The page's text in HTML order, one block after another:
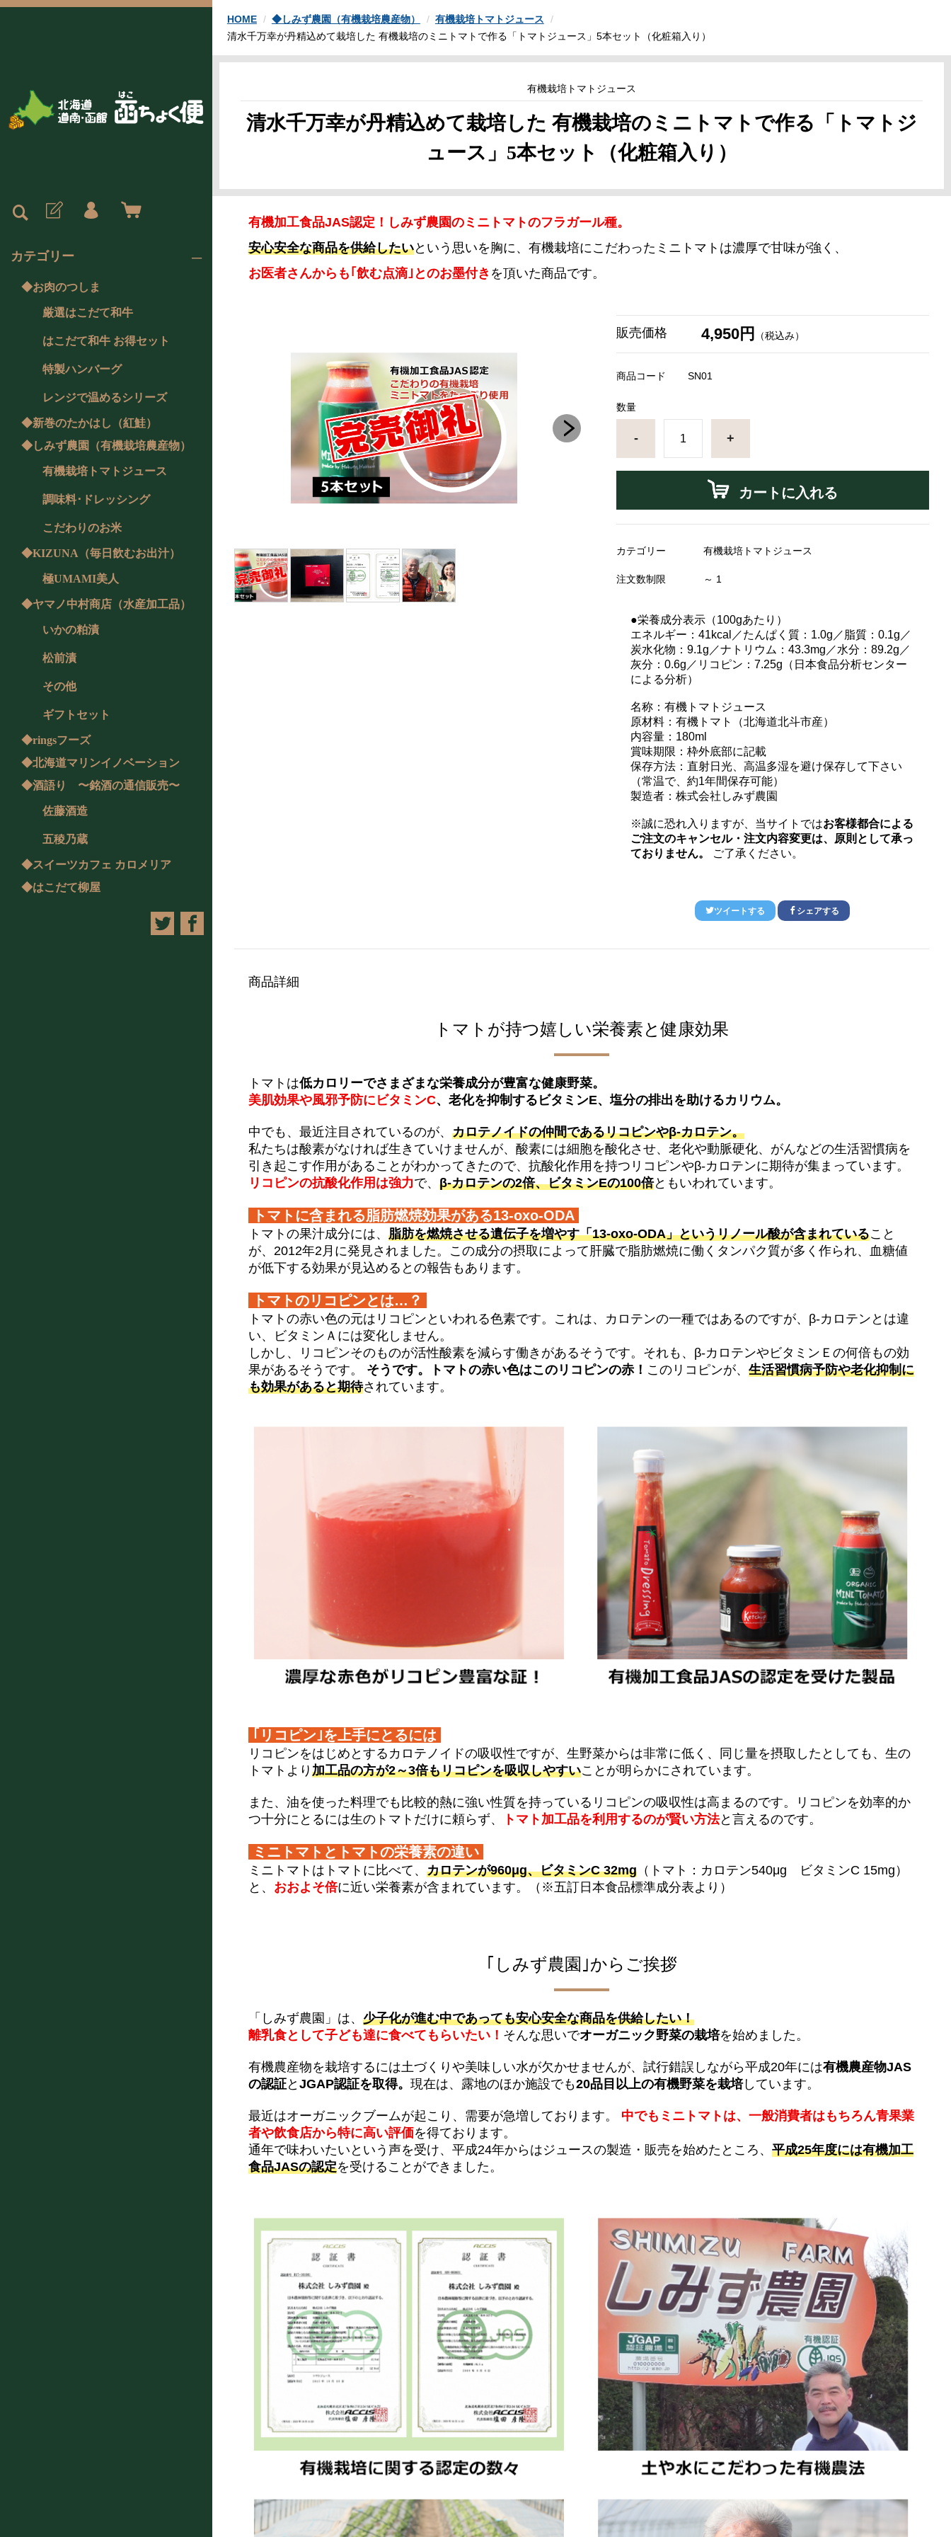
カテゴリー
◆お肉のつしま
厳選はこだて和牛
はこだて和牛 お得セット
特製ハンバーグ
レンジで温めるシリーズ
◆新巻のたかはし（紅鮭）
◆しみず農園（有機栽培農産物）
有機栽培トマトジュース
調味料･ドレッシング
こだわりのお米
◆KIZUNA（毎日飲むお出汁）
極UMAMI美人
◆ヤマノ中村商店（水産加工品）
いかの粕漬
松前漬
その他
ギフトセット
◆ringsフーズ
◆北海道マリンイノベーション
◆酒語り 〜銘酒の通信販売〜
佐藤酒造
五稜乃蔵
◆スイーツカフェ カロメリア
◆はこだて柳屋
HOME ◆しみず農園（有機栽培農産物）
有機栽培トマトジュース
清水千万幸が丹精込めて栽培した 有機栽培のミニトマトで作る「トマトジュース」5本セット（化粧箱入り）
有機栽培トマトジュース
清水千万幸が丹精込めて栽培した 有機栽培のミニトマトで作る「トマトジ
ュース」5本セット（化粧箱入り）
有機加工食品JAS認定！しみず農園のミニトマトのフラガール種。
安心安全な商品を供給したいという思いを胸に、有機栽培にこだわったミニトマトは濃厚で甘味が強く、
お医者さんからも｢飲む点滴｣とのお墨付き を頂いた商品です。
販売価格 4,950円 （税込み）
商品コード SN01
数量
- +
カートに入れる
カテゴリー 有機栽培トマトジュース
注文数制限 ～ 1
●栄養成分表示（100gあたり）
エネルギー：41kcal／たんぱく質：1.0g／脂質：0.1g／
炭水化物：9.1g／ナトリウム：43.3mg／水分：89.2g／
灰分：0.6g／リコピン：7.25g（日本食品分析センター
による分析）
名称：有機トマトジュース
原材料：有機トマト（北海道北斗市産）
内容量：180ml
賞味期限：枠外底部に記載
保存方法：直射日光、高温多湿を避け保存して下さい
（常温で、約1年間保存可能）
製造者：株式会社しみず農園
※誠に恐れ入りますが、当サイトではお客様都合による
ご注文のキャンセル・注文内容変更は、原則として承っ
ておりません。 ご了承ください。
ツイートする シェアする
商品詳細
トマトが持つ嬉しい栄養素と健康効果
トマトは低カロリーでさまざまな栄養成分が豊富な健康野菜。
美肌効果や風邪予防にビタミンC、老化を抑制するビタミンE、塩分の排出を助けるカリウム。
中でも、最近注目されているのが、カロテノイドの仲間であるリコピンやβ-カロテン。
私たちは酸素がなければ生きていけませんが、酸素には細胞を酸化させ、老化や動脈硬化、がんなどの生活習慣病を
引き起こす作用があることがわかってきたので、抗酸化作用を持つリコピンやβ-カロテンに期待が集まっています。
リコピンの抗酸化作用は強力で、β-カロテンの2倍、ビタミンEの100倍ともいわれています。
トマトに含まれる脂肪燃焼効果がある13-oxo-ODA
トマトの果汁成分には、脂肪を燃焼させる遺伝子を増やす「13-oxo-ODA」というリノール酸が含まれていること
が、2012年2月に発見されました。この成分の摂取によって肝臓で脂肪燃焼に働くタンパク質が多く作られ、血糖値
が低下する効果が見込めるとの報告もあります。
トマトのリコピンとは…？
トマトの赤い色の元はリコピンといわれる色素です。これは、カロテンの一種ではあるのですが、β-カロテンとは違
い、ビタミンＡには変化しません。
しかし、リコピンそのものが活性酸素を減らす働きがあるそうです。それも、β-カロテンやビタミンＥの何倍もの効
果があるそうです。 そうです。トマトの赤い色はこのリコピンの赤！ このリコピンが、生活習慣病予防や老化抑制に
も効果があると期待されています。
｢リコピン｣を上手にとるには
リコピンをはじめとするカロテノイドの吸収性ですが、生野菜からは非常に低く、同じ量を摂取したとしても、生の
トマトより加工品の方が2～3倍もリコピンを吸収しやすいことが明らかにされています。
また、油を使った料理でも比較的熱に強い性質を持っているリコピンの吸収性は高まるのです。リコピンを効率的か
つ十分にとるには生のトマトだけに頼らず、
トマト加工品を利用するのが賢い方法と言えるのです。
ミニトマトとトマトの栄養素の違い
ミニトマトはトマトに比べて、カロテンが960μg、ビタミンC 32mg （トマト：カロテン540μg ビタミンC 15mg）
と、 おおよそ倍に近い栄養素が含まれています。（※五訂日本食品標準成分表より）
｢しみず農園｣からご挨拶
「しみず農園」は、少子化が進む中であっても安心安全な商品を供給したい！
離乳食として子ども達に食べてもらいたい！ そんな思いでオーガニック野菜の栽培を始めました。
有機農産物を栽培するには土づくりや美味しい水が欠かせませんが、試行錯誤しながら平成20年には有機農産物JAS
の認証とJGAP認証を取得。現在は、露地のほか施設でも20品目以上の有機野菜を栽培しています。
最近はオーガニックブームが起こり、需要が急増しております。 中でもミニトマトは、一般消費者はもちろん青果業
者や飲食店から特に高い評価を得ております。
通年で味わいたいという声を受け、平成24年からはジュースの製造・販売を始めたところ、平成25年度には有機加工
食品JASの認定を受けることができました。